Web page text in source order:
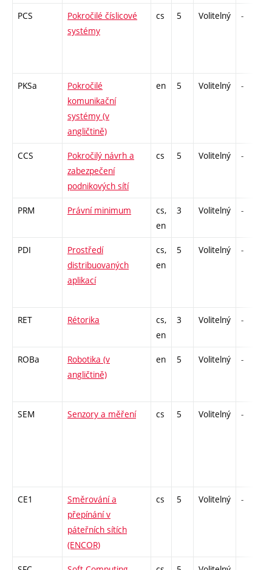
PCS
Pokročilé číslicové
systémy
cs 5 Volitelný -
PKSa
Pokročilé
komunikační
systémy (v
angličtině)
en 5 Volitelný -
CCS
Pokročilý návrh a
zabezpečení
podnikových sítí
cs 5 Volitelný -
PRM Právní minimum
cs,
en
3 Volitelný -
PDI
Prostředí
distribuovaných
aplikací
cs,
en
5 Volitelný -
RET Rétorika
cs,
en
3 Volitelný -
ROBa
Robotika (v
angličtině)
en 5 Volitelný -
SEM Senzory a měření cs 5 Volitelný -
CE1
Směrování a
přepínání v
páteřních sítích
(ENCOR)
cs 5 Volitelný -